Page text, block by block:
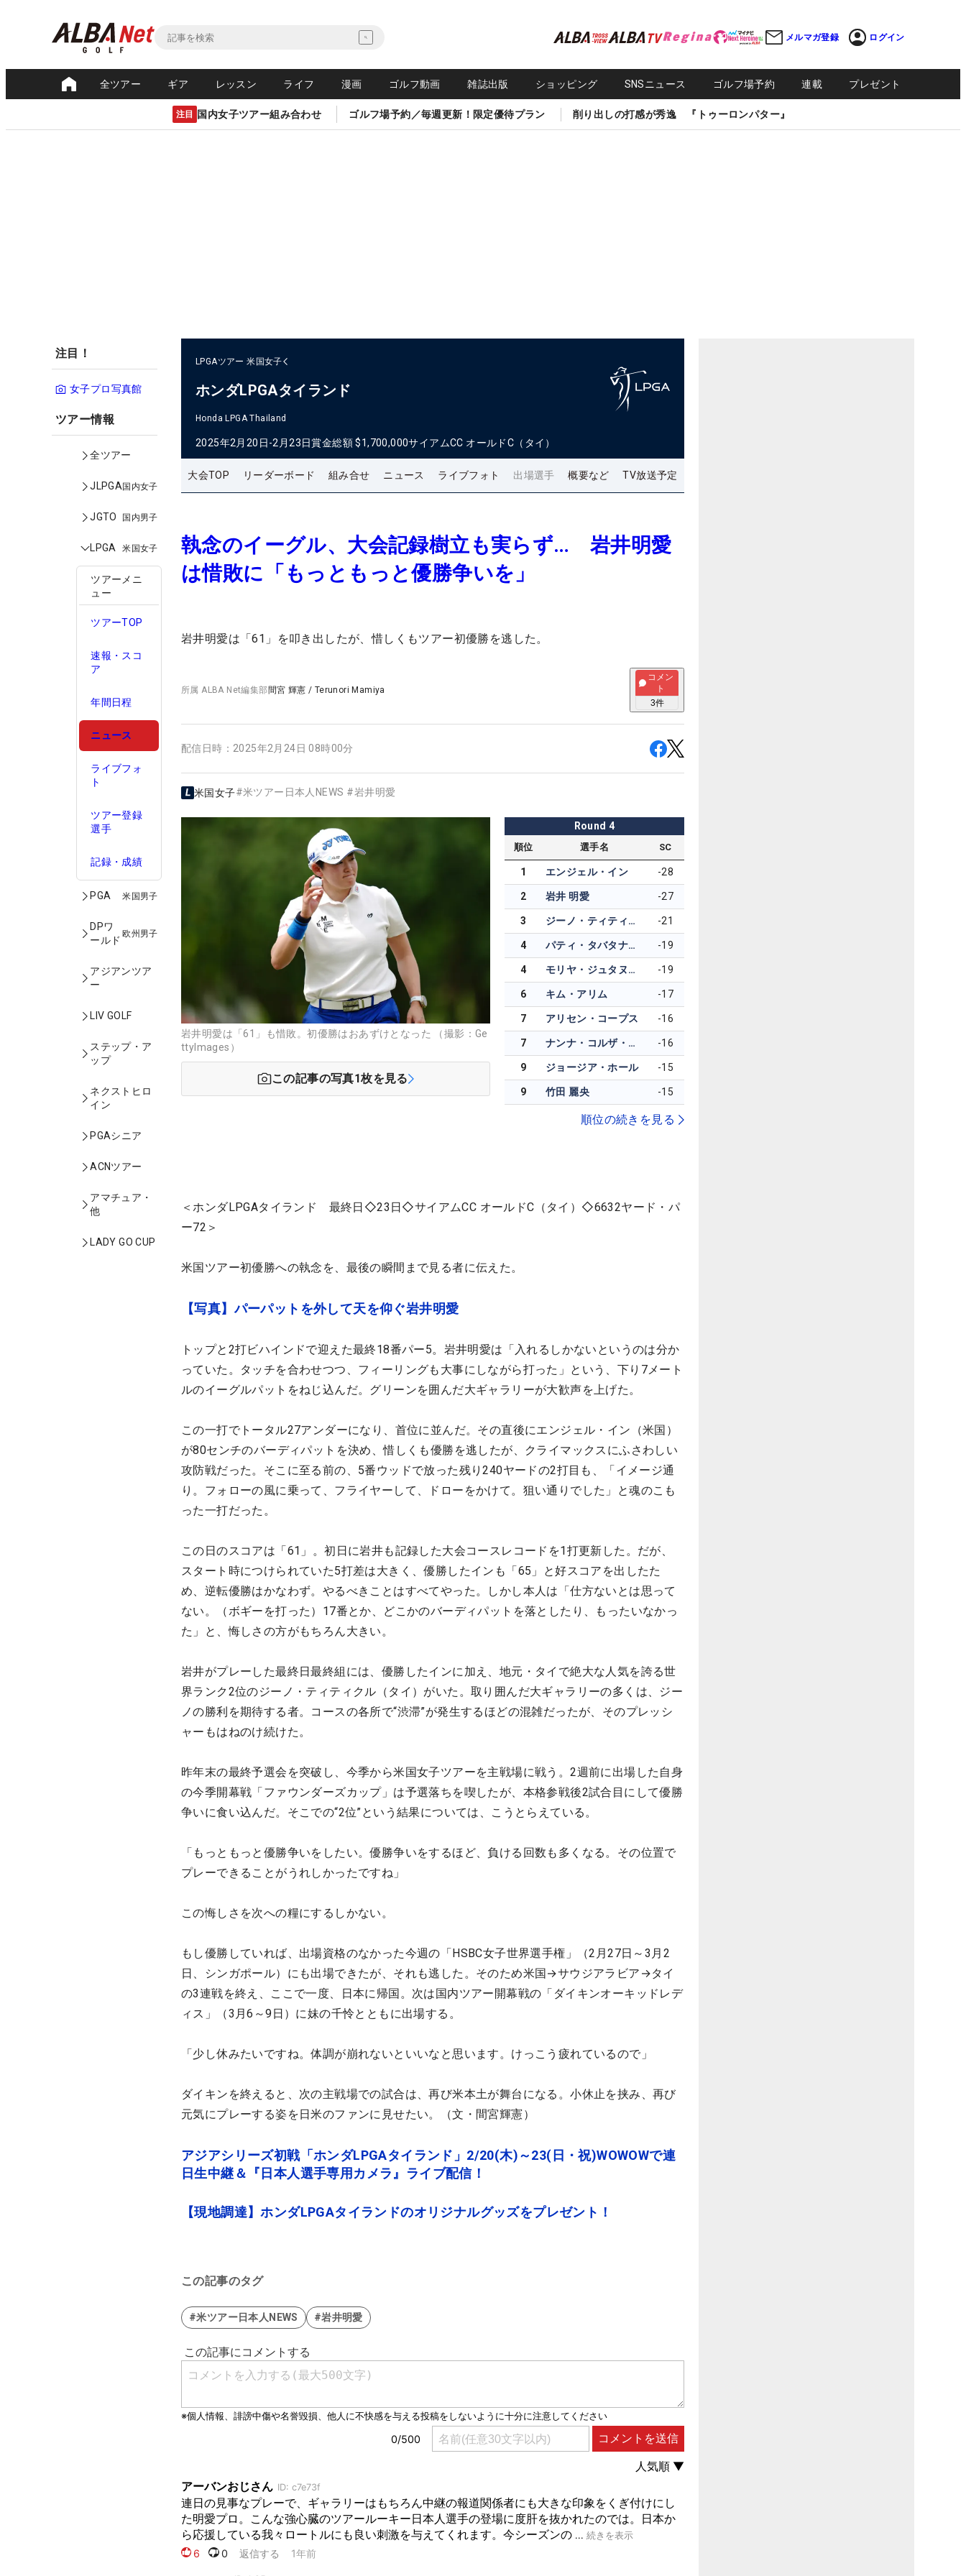
メルマガ登録 ログイン
全ツアー ギア レッスン ライフ 漫画 ゴルフ動画 雑誌出版 ショッピング SNSニュース ゴルフ場予約 連載 プレゼント
注目 国内女子ツアー組み合わせ ゴルフ場予約／毎週更新！限定優待プラン 削り出しの打感が秀逸 『トゥーロンパター』
注目！
女子プロ写真館
ツアー情報
全ツアー
JLPGA国内女子
JGTO 国内男子
LPGA 米国女子
ツアーメニ
ュー
ツアーTOP
速報・スコ
ア
年間日程
ニュース
ライブフォ
ト
ツアー登録
選手
記録・成績
PGA 米国男子
DPワ
ールド
欧州男子
アジアンツア
ー
LIV GOLF
ステップ・ア
ップ
ネクストヒロ
イン
PGAシニア
ACNツアー
アマチュア・
他
LADY GO CUP
LPGAツアー 米国女子
ホンダLPGAタイランド
Honda LPGA Thailand
2025年2月20日-2月23日賞金総額 $1,700,000サイアムCC オールドC（タイ）
大会TOP リーダーボード 組み合せ ニュース ライブフォト 出場選手 概要など TV放送予定
執念のイーグル、大会記録樹立も実らず… 岩井明愛
は惜敗に「もっともっと優勝争いを」
岩井明愛は「61」を叩き出したが、惜しくもツアー初優勝を逃した。
所属ALBA Net編集部間宮 輝憲 / Terunori Mamiya
コメン
ト
3件
配信日時： 2025年2月24日 08時00分
米国女子#米ツアー日本人NEWS #岩井明愛
岩井明愛は「61」も惜敗。初優勝はおあずけとなった （撮影：Ge
ttyImages）
この記事の写真1枚を見る
Round 4
順位 選手名 SC
1 エンジェル・イン -28
2 岩井 明愛 -27
3 ジーノ・ティティクル -21
4 パティ・タバタナキト -19
4 モリヤ・ジュタヌガーン -19
6 キム・アリム -17
7 アリセン・コープス -16
7 ナンナ・コルザ・マジソン -16
9 ジョージア・ホール -15
9 竹田 麗央 -15
順位の続きを見る
＜ホンダLPGAタイランド 最終日◇23日◇サイアムCC オールドC（タイ）◇6632ヤード・パ
ー72＞
米国ツアー初優勝への執念を、最後の瞬間まで見る者に伝えた。
【写真】パーパットを外して天を仰ぐ岩井明愛
トップと2打ビハインドで迎えた最終18番パー5。岩井明愛は「入れるしかないというのは分か
っていた。タッチを合わせつつ、フィーリングも大事にしながら打った」という、下り7メート
ルのイーグルパットをねじ込んだ。グリーンを囲んだ大ギャラリーが大歓声を上げた。
この一打でトータル27アンダーになり、首位に並んだ。その直後にエンジェル・イン（米国）
が80センチのバーディパットを決め、惜しくも優勝を逃したが、クライマックスにふさわしい
攻防戦だった。そこに至る前の、5番ウッドで放った残り240ヤードの2打目も、「イメージ通
り。フォローの風に乗って、フライヤーして、ドローをかけて。狙い通りでした」と魂のこも
った一打だった。
この日のスコアは「61」。初日に岩井も記録した大会コースレコードを1打更新した。だが、
スタート時につけられていた5打差は大きく、優勝したインも「65」と好スコアを出したた
め、逆転優勝はかなわず。やるべきことはすべてやった。しかし本人は「仕方ないとは思って
ない。（ボギーを打った）17番とか、どこかのバーディパットを落としたり、もったいなかっ
た」と、悔しさの方がもちろん大きい。
岩井がプレーした最終日最終組には、優勝したインに加え、地元・タイで絶大な人気を誇る世
界ランク2位のジーノ・ティティクル（タイ）がいた。取り囲んだ大ギャラリーの多くは、ジー
ノの勝利を期待する者。コースの各所で“渋滞”が発生するほどの混雑だったが、そのプレッシ
ャーもはねのけ続けた。
昨年末の最終予選会を突破し、今季から米国女子ツアーを主戦場に戦う。2週前に出場した自身
の今季開幕戦「ファウンダーズカップ」は予選落ちを喫したが、本格参戦後2試合目にして優勝
争いに食い込んだ。そこでの“2位”という結果については、こうとらえている。
「もっともっと優勝争いをしたい。優勝争いをするほど、負ける回数も多くなる。その位置で
プレーできることがうれしかったですね」
この悔しさを次への糧にするしかない。
もし優勝していれば、出場資格のなかった今週の「HSBC女子世界選手権」（2月27日～3月2
日、シンガポール）にも出場できたが、それも逃した。そのため米国→サウジアラビア→タイ
の3連戦を終え、ここで一度、日本に帰国。次は国内ツアー開幕戦の「ダイキンオーキッドレデ
ィス」（3月6～9日）に妹の千怜とともに出場する。
「少し休みたいですね。体調が崩れないといいなと思います。けっこう疲れているので」
ダイキンを終えると、次の主戦場での試合は、再び米本土が舞台になる。小休止を挟み、再び
元気にプレーする姿を日米のファンに見せたい。（文・間宮輝憲）
アジアシリーズ初戦「ホンダLPGAタイランド」2/20(木)～23(日・祝)WOWOWで連
日生中継＆『日本人選手専用カメラ』ライブ配信！
【現地調達】ホンダLPGAタイランドのオリジナルグッズをプレゼント！
この記事のタグ
#米ツアー日本人NEWS #岩井明愛